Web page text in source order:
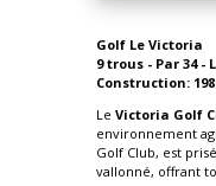
Golf Le Victoria
9 trous - Par 34 -
Construction:
Le Victoria Golf
environnement
Golf Club, est
vallonné, offrant